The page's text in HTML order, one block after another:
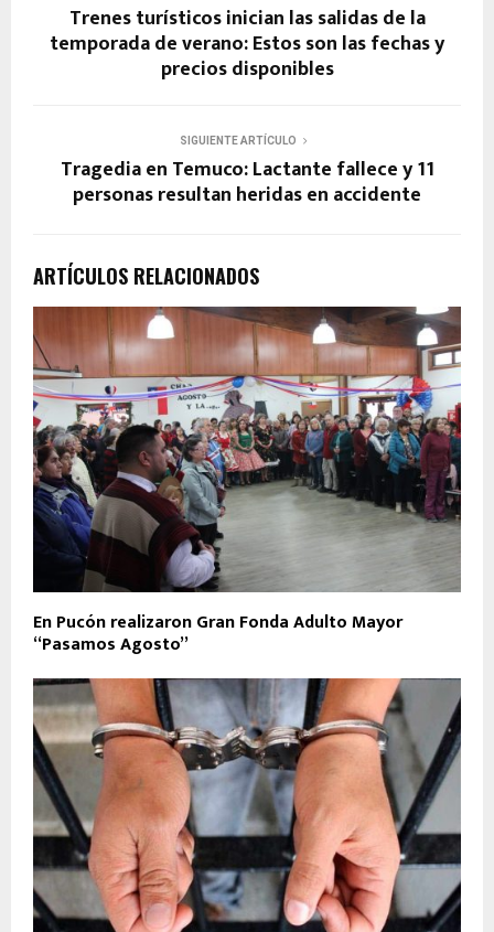
Trenes turísticos inician las salidas de la
temporada de verano: Estos son las fechas y
precios disponibles
SIGUIENTE ARTÍCULO
Tragedia en Temuco: Lactante fallece y 11
personas resultan heridas en accidente
ARTÍCULOS RELACIONADOS
En Pucón realizaron Gran Fonda Adulto Mayor
“Pasamos Agosto”